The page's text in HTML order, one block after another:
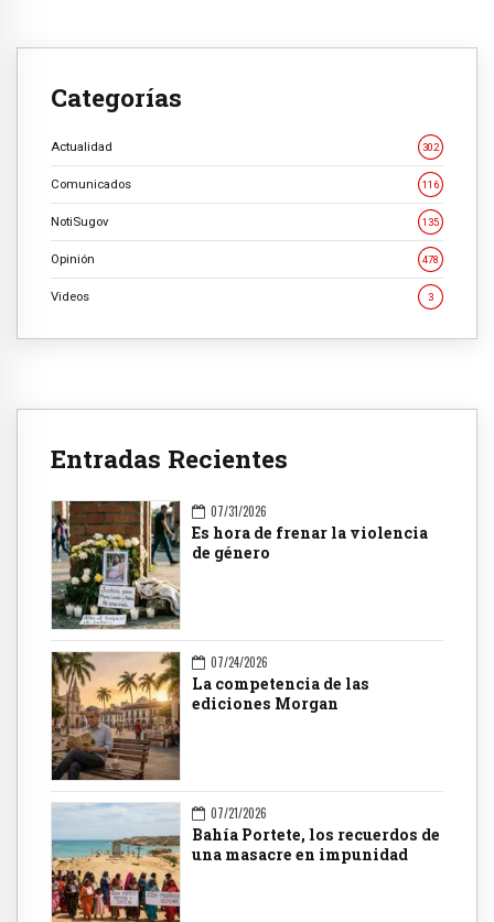
Categorías
Actualidad 302
Comunicados 116
NotiSugov 135
Opinión 478
Videos 3
Entradas Recientes
07/31/2026
Es hora de frenar la violencia
de género
07/24/2026
La competencia de las
ediciones Morgan
07/21/2026
Bahía Portete, los recuerdos de
una masacre en impunidad